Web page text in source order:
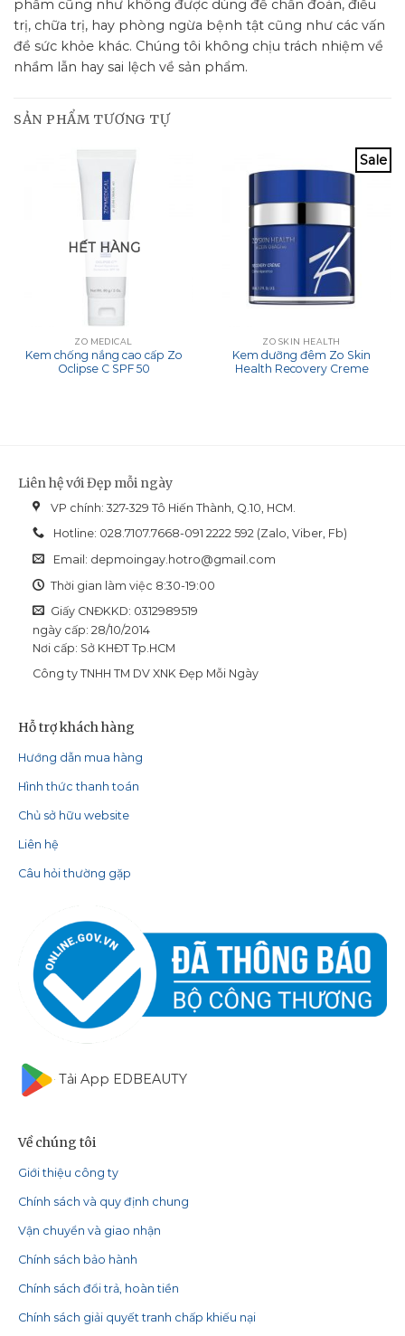
phẩm cũng như không được dùng để chẩn đoán, điều
trị, chữa trị, hay phòng ngừa bệnh tật cũng như các vấn
đề sức khỏe khác. Chúng tôi không chịu trách nhiệm về
nhầm lẫn hay sai lệch về sản phẩm.
SẢN PHẨM TƯƠNG TỰ
HẾT HÀNG
ZO MEDICAL
Kem chống nắng cao cấp Zo
Oclipse C SPF 50
Sale
ZO SKIN HEALTH
Kem dưỡng đêm Zo Skin
Health Recovery Creme
Liên hệ với Đẹp mỗi ngày
VP chính: 327-329 Tô Hiến Thành, Q.10, HCM.
Hotline: 028.7107.7668-091 2222 592 (Zalo, Viber, Fb)
Email: depmoingay.hotro@gmail.com
Thời gian làm việc 8:30-19:00
Giấy CNĐKKD: 0312989519
ngày cấp: 28/10/2014
Nơi cấp: Sở KHĐT Tp.HCM
Công ty TNHH TM DV XNK Đẹp Mỗi Ngày
Hỗ trợ khách hàng
Hướng dẫn mua hàng
Hình thức thanh toán
Chủ sở hữu website
Liên hệ
Câu hỏi thường gặp
Tải App EDBEAUTY
Về chúng tôi
Giới thiệu công ty
Chính sách và quy định chung
Vận chuyển và giao nhận
Chính sách bảo hành
Chính sách đổi trả, hoàn tiền
Chính sách giải quyết tranh chấp khiếu nại